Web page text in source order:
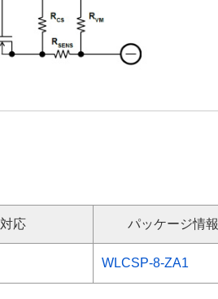
対応 パッケージ情報
WLCSP-8-ZA1